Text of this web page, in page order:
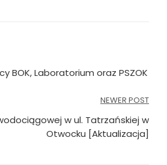
BOK, Laboratorium oraz PSZOK
NEWER POST
w ul. Tatrzańskiej w
Otwocku [Aktualizacja]